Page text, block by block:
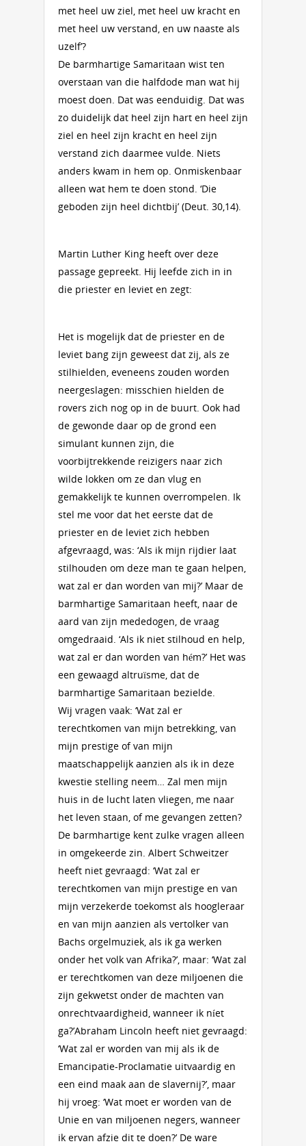
met heel uw ziel, met heel uw kracht en
met heel uw verstand, en uw naaste als
uzelf’?
De barmhartige Samaritaan wist ten
overstaan van die halfdode man wat hij
moest doen. Dat was eenduidig. Dat was
zo duidelijk dat heel zijn hart en heel zijn
ziel en heel zijn kracht en heel zijn
verstand zich daarmee vulde. Niets
anders kwam in hem op. Onmiskenbaar
alleen wat hem te doen stond. ‘Die
geboden zijn heel dichtbij’ (Deut. 30,14).
Martin Luther King heeft over deze
passage gepreekt. Hij leefde zich in in
die priester en leviet en zegt:
Het is mogelijk dat de priester en de
leviet bang zijn geweest dat zij, als ze
stilhielden, eveneens zouden worden
neergeslagen: misschien hielden de
rovers zich nog op in de buurt. Ook had
de gewonde daar op de grond een
simulant kunnen zijn, die
voorbijtrekkende reizigers naar zich
wilde lokken om ze dan vlug en
gemakkelijk te kunnen overrompelen. Ik
stel me voor dat het eerste dat de
priester en de leviet zich hebben
afgevraagd, was: ‘Als ik mijn rijdier laat
stilhouden om deze man te gaan helpen,
wat zal er dan worden van mij?’ Maar de
barmhartige Samaritaan heeft, naar de
aard van zijn mededogen, de vraag
omgedraaid. ‘Als ik niet stilhoud en help,
wat zal er dan worden van hém?’ Het was
een gewaagd altruïsme, dat de
barmhartige Samaritaan bezielde.
Wij vragen vaak: ‘Wat zal er
terechtkomen van mijn betrekking, van
mijn prestige of van mijn
maatschappelijk aanzien als ik in deze
kwestie stelling neem… Zal men mijn
huis in de lucht laten vliegen, me naar
het leven staan, of me gevangen zetten?
De barmhartige kent zulke vragen alleen
in omgekeerde zin. Albert Schweitzer
heeft niet gevraagd: ‘Wat zal er
terechtkomen van mijn prestige en van
mijn verzekerde toekomst als hoogleraar
en van mijn aanzien als vertolker van
Bachs orgelmuziek, als ik ga werken
onder het volk van Afrika?’, maar: ‘Wat zal
er terechtkomen van deze miljoenen die
zijn gekwetst onder de machten van
onrechtvaardigheid, wanneer ik níet
ga?’Abraham Lincoln heeft niet gevraagd:
‘Wat zal er worden van mij als ik de
Emancipatie-Proclamatie uitvaardig en
een eind maak aan de slavernij?’, maar
hij vroeg: ‘Wat moet er worden van de
Unie en van miljoenen negers, wanneer
ik ervan afzie dit te doen?’ De ware